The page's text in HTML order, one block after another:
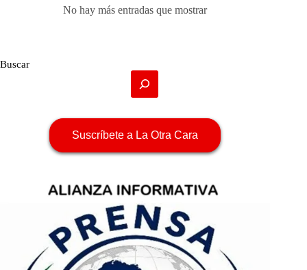
No hay más entradas que mostrar
Buscar
Suscríbete a La Otra Cara